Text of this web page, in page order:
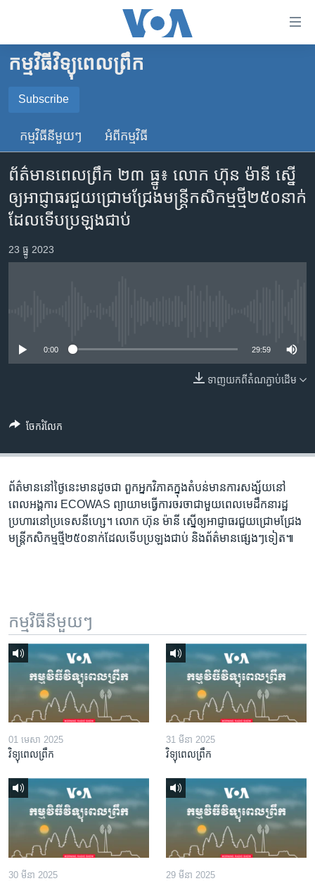
គេហទំព័រ​
ទាក់ទង
រំលង​
ទំព័រ​
ព័ត៌មាន​​
តែ​
ម្តង
និង​
រំលង​
កាន់​
ស្វែង​
កម្ពុជា
អន្តរជាតិ
ចិន
ហេឡូវីអូអេ
កម្ពុជាច្នៃប្រតិដ្ឋ
ព្រឹត្តិការណ៍ព័ត៌មាន
ទូរទស្សន៍ / វីដេអូ​
កម្មវិធីវិទ្យុពេលព្រឹក
Subscribe
SUBSCRIBE
Spotify
កម្មវិធី​នីមួយៗ អំពី​កម្មវិធី​
ព័ត៌មានពេលព្រឹក ២៣ ធ្នូ៖ លោក ហ៊ុន ម៉ានី ស្នើ
ឲ្យអាជ្ញាធរជួយជ្រោមជ្រែងមន្ត្រីកសិកម្មថ្មី២៥០នាក់
ដែលទើបប្រឡងជាប់
23 ធ្នូ 2023
0:00 29:59
ទាញ​យក​ពី​តំណភ្ជាប់​ដើម
ចែករំលែក
ព័ត៌មាននៅថ្ងៃនេះមានដូចជា ពួកអ្នកវិភាគក្នុងតំបន់មានការ​សង្ស័យ​នៅ​
ពេលអង្គការ ECOWAS ព្យាយាមធ្វើការចរចាជាមួយ​ពេល​មេដឹកនារដ្ឋ
ប្រហារនៅប្រទេសនីហ្សេ។ លោក ហ៊ុន ម៉ានី ស្នើឲ្យអាជ្ញាធរជួយជ្រោមជ្រែង
មន្ត្រីកសិកម្មថ្មី២៥០នាក់ដែលទើបប្រឡងជាប់ និងព័ត៌មានផ្សេងៗទៀត៕
កម្មវិធី​នីមួយៗ
01 មេសា 2025
វិទ្យុពេលព្រឹក
31 មីនា 2025
វិទ្យុពេលព្រឹក
30 មីនា 2025 29 មីនា 2025